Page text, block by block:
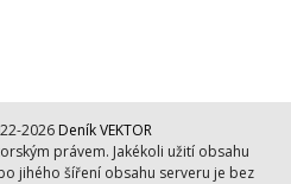
2026 Deník VEKTOR
právem. Jakékoli užití obsahu
jihého šíření obsahu serveru je bez